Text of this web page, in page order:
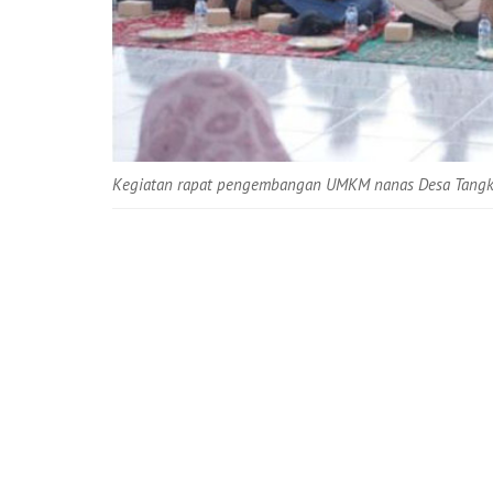
Kegiatan rapat pengembangan UMKM nanas Desa